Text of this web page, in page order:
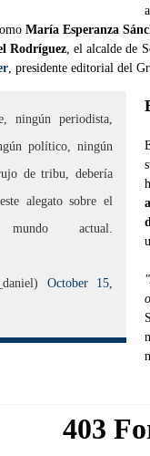
María Esperanza
Rodríguez, el alcalde de
, presidente editorial del
ningún periodista,
político, ningún
de tribu, debería
alegato sobre el
actual.
October 15,